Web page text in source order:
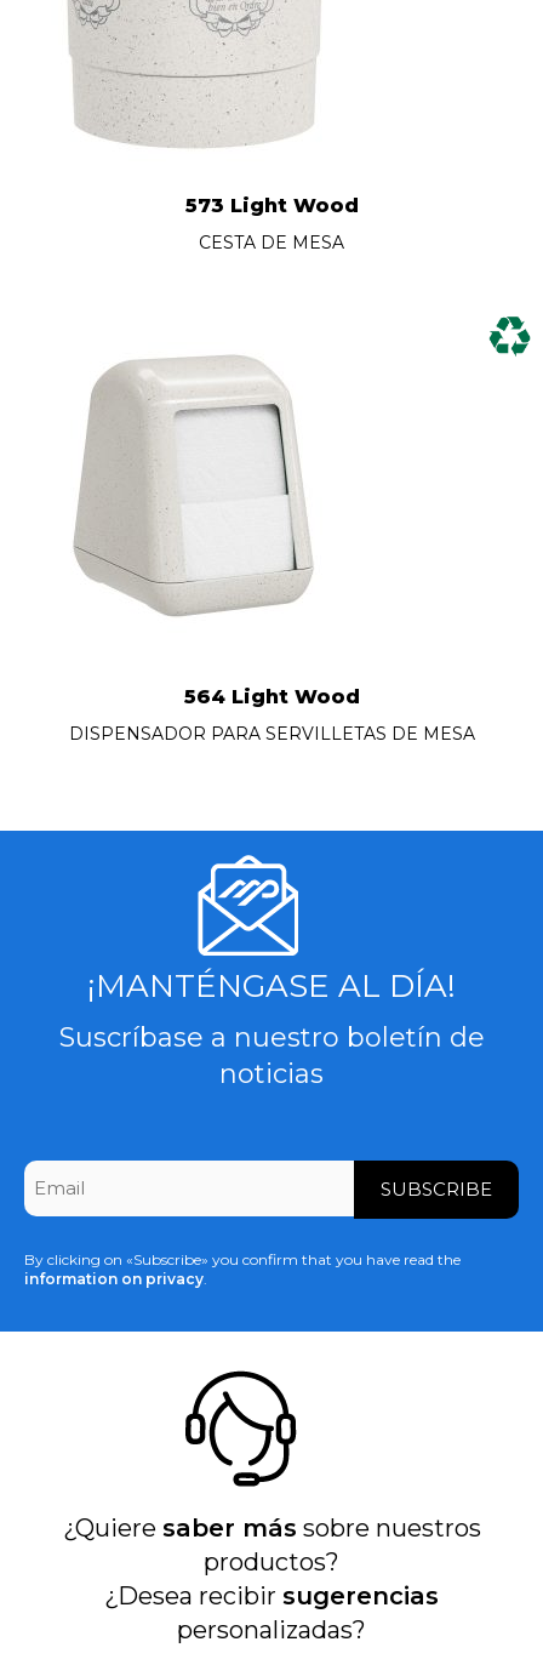
573 Light Wood
CESTA DE MESA
564 Light Wood
DISPENSADOR PARA SERVILLETAS DE MESA
¡MANTÉNGASE AL DÍA!
Suscríbase a nuestro boletín de
noticias
CAPTCHA
Email
By clicking on «Subscribe» you confirm that you have read the
information on privacy.
¿Quiere saber más sobre nuestros
productos?
¿Desea recibir sugerencias
personalizadas?